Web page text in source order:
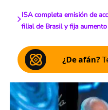
ISA completa emisión de
filial de Brasil y fija
¿De afán?